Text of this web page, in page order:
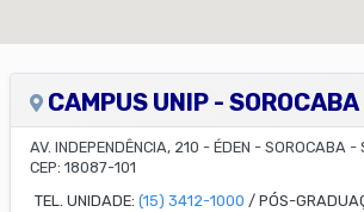
CAMPUS UNIP - SOROCABA
AV. INDEPENDÊNCIA, 210 - ÉDEN - SOROCABA -
CEP: 18087-101
TEL. UNIDADE: (15) 3412-1000 / PÓS-